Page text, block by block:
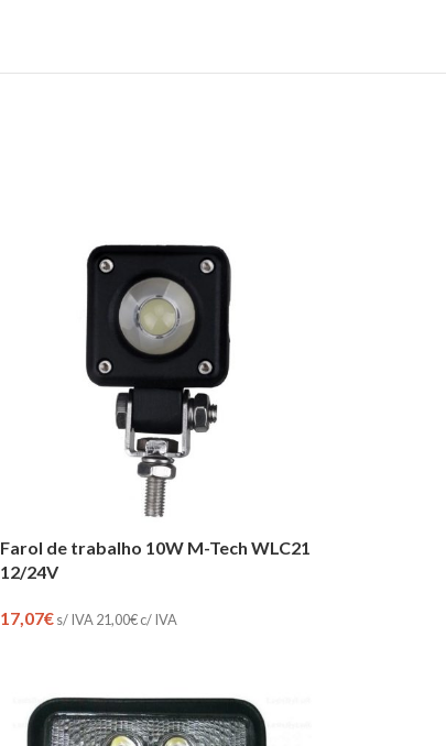
Farol de trabalho 10W M-Tech WLC21
12/24V
17,07€s/ IVA 21,00€c/ IVA